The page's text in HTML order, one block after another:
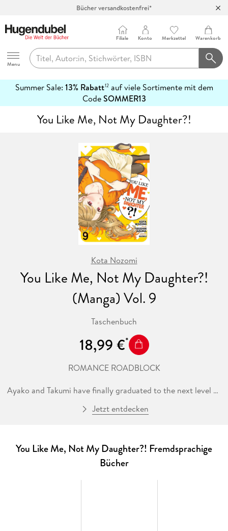
Bücher versandkostenfrei*
Abholung in über 100 Filialen
Hugendubel
Menu
Filiale Konto Merkzettel Warenkorb
Summer Sale: 13% Rabatt12auf viele Sortimente mit dem
CodeSOMMER13
erfahren
You Like Me, Not My Daughter?!
Kota Nozomi
You Like Me, Not My Daughter?!
(Manga) Vol. 9
Taschenbuch
18,99 €
ROMANCE ROADBLOCK
Ayako and Takumi have finally graduated to the next level of
first few times may have been a bit awkward, they enjoy the
unexpectedly arrives for a visit! Any other time, Ayako would
have been thrilled—except now she has to put her sex life on
hold! Will Ayako have the heart to boot her beloved
daughter from her and Takumi’s Tokyo love nest?
Jetzt entdecken
You Like Me, Not My Daughter?! Fremdsprachige
Bücher